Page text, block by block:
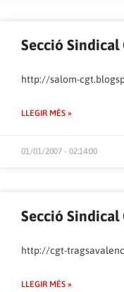
Secció Sindical
http://salom-
LLEGIR MÉS »
01/01/2007 - 02:14:00
Secció Sindical
http://cgt-
LLEGIR MÉS »